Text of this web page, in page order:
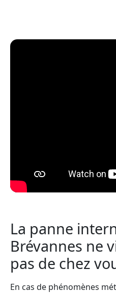
La panne
Brévannes ne
pas de chez
En cas de phénomènes